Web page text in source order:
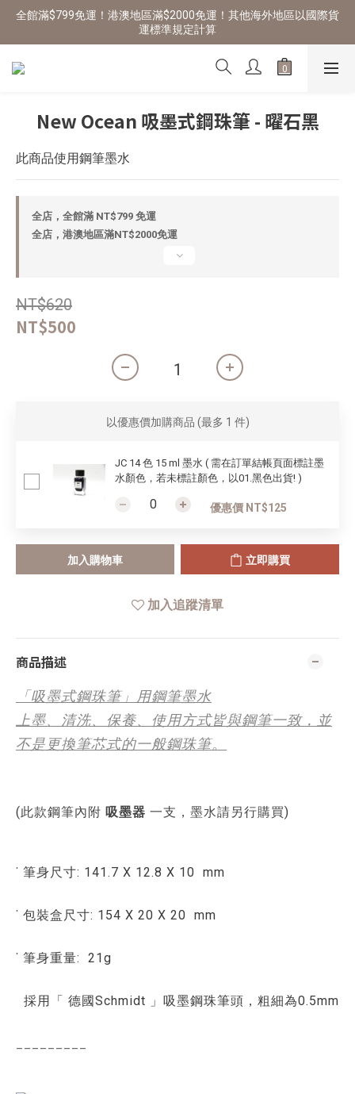
全館滿$799免運！港澳地區滿$2000免運！其他海外地區以國際貨
運標準規定計算
New Ocean 吸墨式鋼珠筆 - 曜石黑
此商品使用鋼筆墨水
全店，全館滿 NT$799 免運
全店，港澳地區滿NT$2000免運
NT$620
NT$500
以優惠價加購商品 (最多 1 件)
JC 14 色 15 ml 墨水 ( 需在訂單結帳頁面標註墨
水顏色，若未標註顏色，以01.黑色出貨! )
優惠價 NT$125
加入購物車 立即購買
加入追蹤清單
商品描述
「吸墨式鋼珠筆」用鋼筆墨水
上墨、清洗、保養、使用方式皆與鋼筆一致，並
不是更換筆芯式的一般鋼珠筆。
(此款鋼筆內附 吸墨器 一支，墨水請另行購買)
˙ 筆身尺寸: 141.7 X 12.8 X 10 mm
˙ 包裝盒尺寸: 154 X 20 X 20 mm
˙ 筆身重量: 21g
採用「 德國Schmidt 」吸墨鋼珠筆頭，粗細為0.5mm